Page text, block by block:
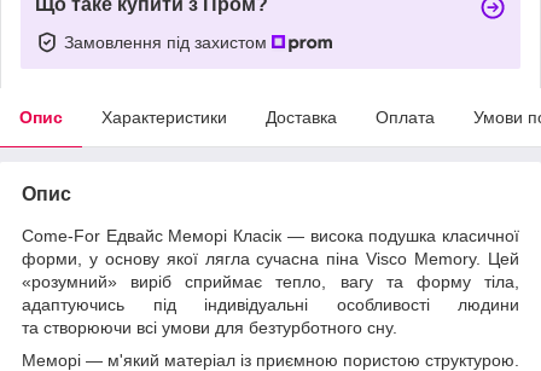
Замовлення під захистом
Опис Характеристики Доставка Оплата Умови
Опис
Come-For Едвайс Меморі Класік — висока подушка класичної
форми, у основу якої лягла сучасна піна Visco Memory. Цей
«розумний» виріб сприймає тепло, вагу та форму тіла,
адаптуючись під індивідуальні особливості людини
та створюючи всі умови для безтурботного сну.
Меморі — м'який матеріал із приємною пористою структурою.